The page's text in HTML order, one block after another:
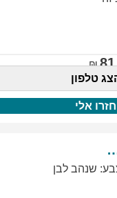
טלפון
חזרו אלי
: שנהב לבן